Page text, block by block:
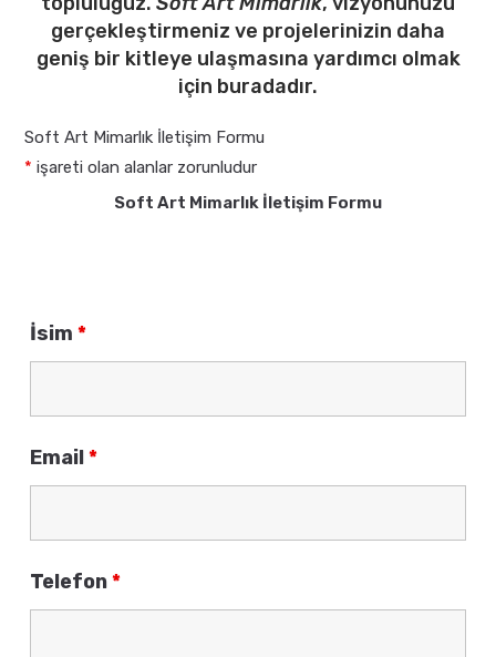
gerçekleştirmeniz ve projelerinizin daha
geniş bir kitleye ulaşmasına yardımcı olmak
için buradadır.
Soft Art Mimarlık İletişim Formu
* işareti olan alanlar zorunludur
Soft Art Mimarlık İletişim Formu
İsim*
Email*
Telefon*